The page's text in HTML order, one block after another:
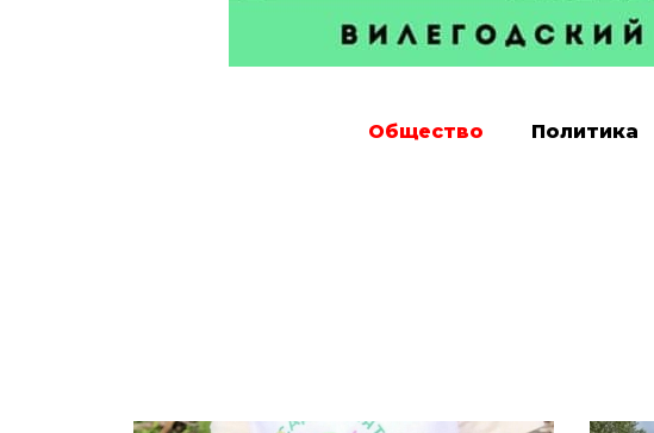
Общество Политика